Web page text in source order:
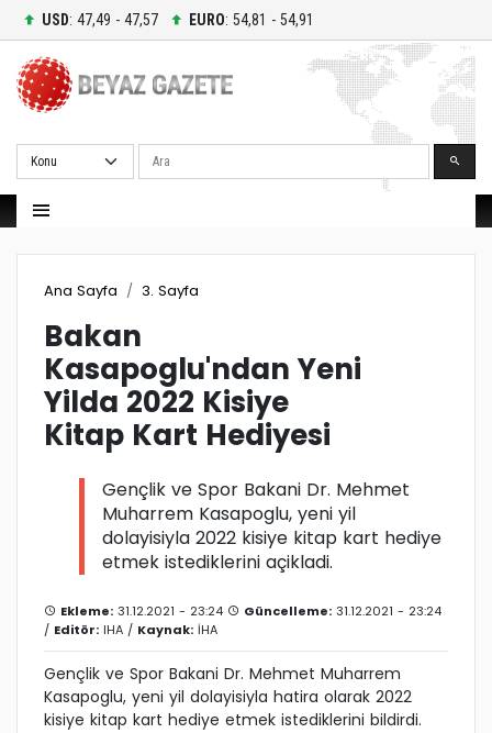
USD: 47,49 - 47,57 EURO: 54,81 - 54,91
Ara
Ana Sayfa 3. Sayfa
Bakan
Kasapoglu'ndan Yeni
Yilda 2022 Kisiye
Kitap Kart Hediyesi
Gençlik ve Spor Bakani Dr. Mehmet
Muharrem Kasapoglu, yeni yil
dolayisiyla 2022 kisiye kitap kart hediye
etmek istediklerini açikladi.
Ekleme: 31.12.2021 - 23:24 Güncelleme: 31.12.2021 - 23:24
/ Editör: IHA / Kaynak: İHA
Gençlik ve Spor Bakani Dr. Mehmet Muharrem
Kasapoglu, yeni yil dolayisiyla hatira olarak 2022
kisiye kitap kart hediye etmek istediklerini bildirdi.